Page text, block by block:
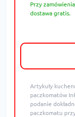
Przy
dostawa gratis.
Artykuły
paczkomatów
podanie
paczkomatu